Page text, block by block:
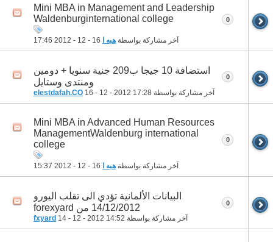
Mini MBA in Management and Leadership
Waldenburginternational college
آخر مشاركة بواسطة هبه ا 17:46
0
استضافة 10 جيجا ب209 جنية سنويا + دومين
ومنتدى وستايل
آخر مشاركة بواسطة elestdafah.CO 16 - 12 - 2012 17:28
0
Mini MBA in Advanced Human Resources
ManagementWaldenburg international
college
آخر مشاركة بواسطة هبه ا 15:37
0
البيانات الألمانية تؤدي الى تقلب اليورو
14/12/2012 من forexyard
آخر مشاركة بواسطة fxyard 14 - 12 - 2012 14:52
0